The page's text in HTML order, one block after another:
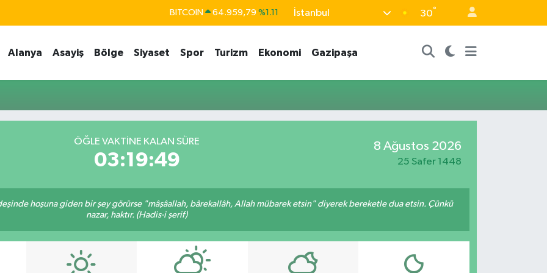
BITCOIN 64.959,79 %1.11
EURO 55,2510 %0.32
STERLİN 64,4811 %0.38
BİST100 13.779 %-14
İstanbul 30°
Alanya Asayiş Bölge Siyaset Spor Turizm Ekonomi Gazipaşa
ÖĞLE VAKTINE KALAN SÜRE
03:19:49
8 Ağustos 2026
25 Safer 1448
hoşuna giden bir şey görürse "mâşâallah, bârekallâh, Allah mübarek etsin" diyerek bereketle dua etsin. Çünkü
nazar, haktır. (Hadis-i şerif)